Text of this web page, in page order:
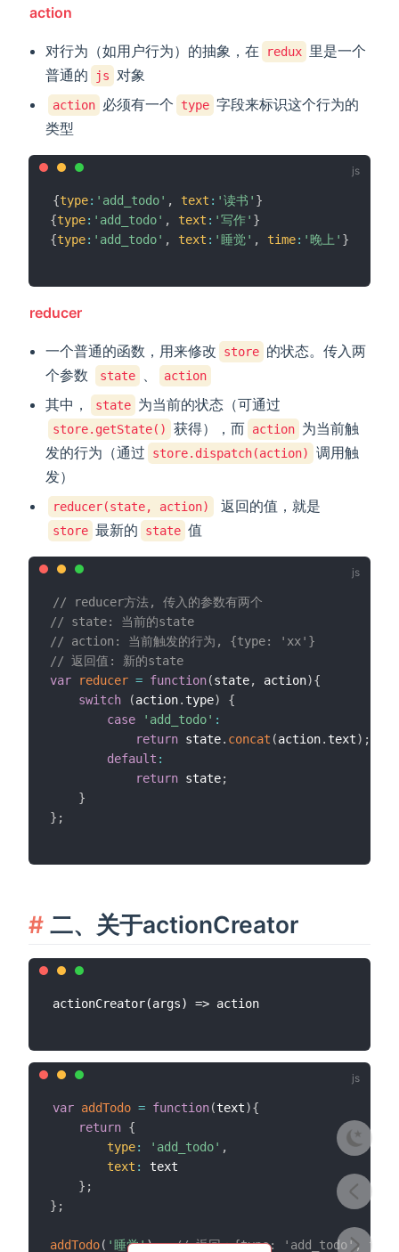
action
对行为（如用户行为）的抽象，在 redux 里是一个
普通的
js 对象
action 必须有一个 type 字段来标识这个行为的
类型
{type: 'add_todo' , text : '读书' }
{type: 'add_todo' , text : '写作' }
{type: 'add_todo' , text : '睡觉' , time: '晚上' }
reducer
一个普通的函数，用来修改 store 的状态。传入两
个参数
state 、 action
其中， state 为当前的状态（可通过
store.getState() 获得），而 action 为当前触
发的行为（通过
store.dispatch(action)
调用触
发）
reducer(state, action) 返回的值，就是
store 最新的 state 值
// reducer方法, 传入的参数有两个
// state: 当前的state
// action: 当前触发的行为, {type: 'xx'}
// 返回值: 新的state
var
reducer = function(state, action){
switch
(action. type)
{
case
'add_todo' :
return state. concat (action. text) ;
default :
return state;
}
} ;
二、关于actionCreator
var addTodo = function(text){
return {
type: 'add_todo' ,
text :
text
} ;
} ;
addTodo( '睡觉'); // 返回：{type: 'add_todo',